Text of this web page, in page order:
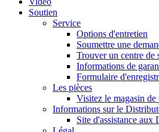
Soutien
Service
Options d'entretien
Soumettre une
Trouver un centre de
Informations de
Formulaire
Les pièces
Visitez le magasin de
Informations sur le
Site d'assistance aux